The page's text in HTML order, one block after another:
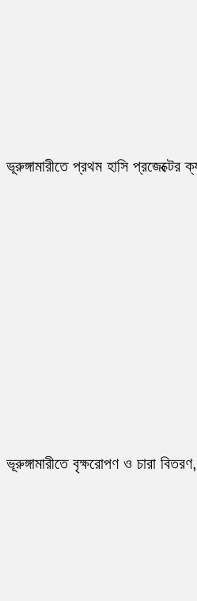
ভূরুঙ্গামারীতে প্রথম হাসি প্রজেক্টের
ভূরুঙ্গামারীতে বৃক্ষরোপণ ও চারা